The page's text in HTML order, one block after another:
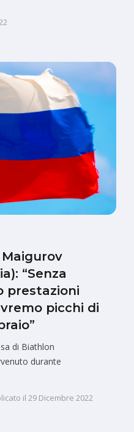
“Senza
prestazioni
picchi di
di Biathlon
durante
il 29 Dicembre 2022